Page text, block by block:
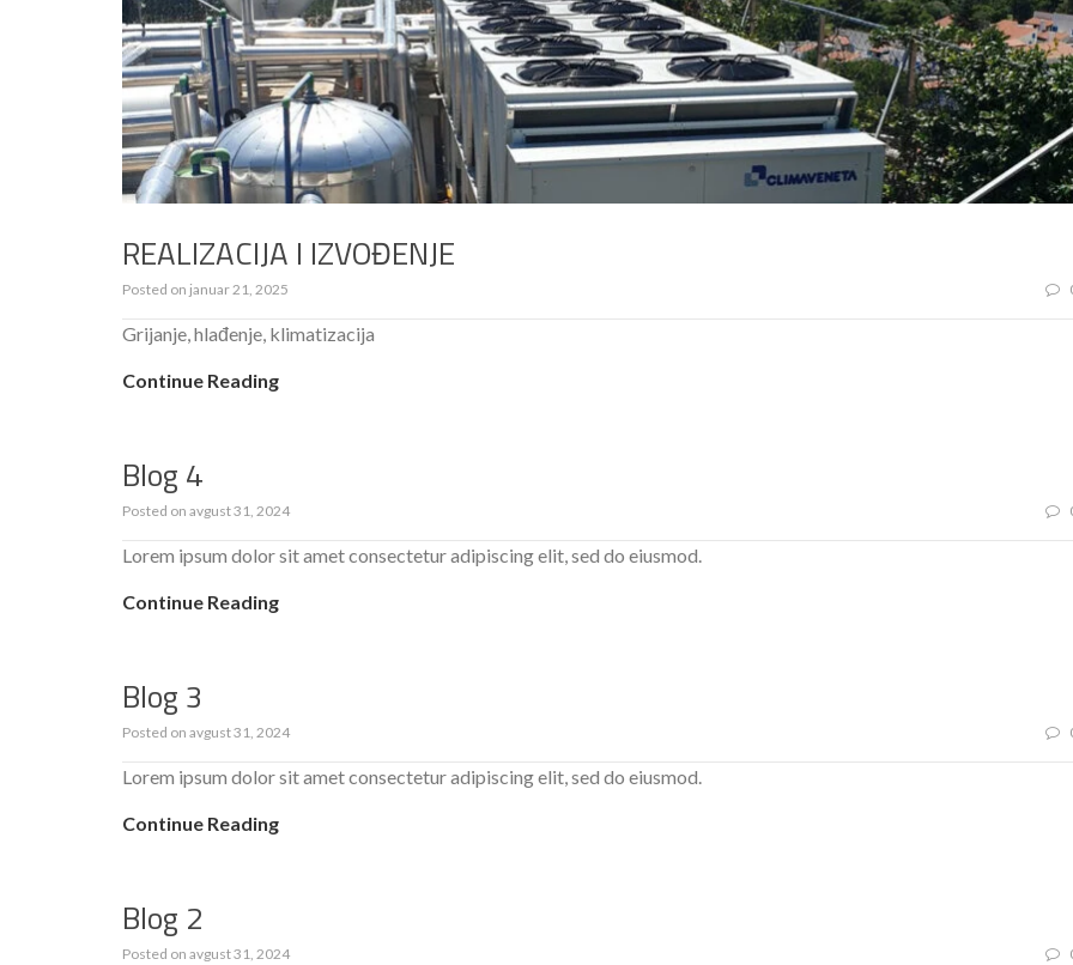
REALIZACIJA I IZVOĐENJE
Posted on januar 21, 2025
Grijanje, hlađenje, klimatizacija
Continue Reading
Blog 4
Posted on avgust 31, 2024
Lorem ipsum dolor sit amet consectetur adipiscing elit, sed do eiusmod.
Continue Reading
Blog 3
Posted on avgust 31, 2024
Lorem ipsum dolor sit amet consectetur adipiscing elit, sed do eiusmod.
Continue Reading
Blog 2
Posted on avgust 31, 2024